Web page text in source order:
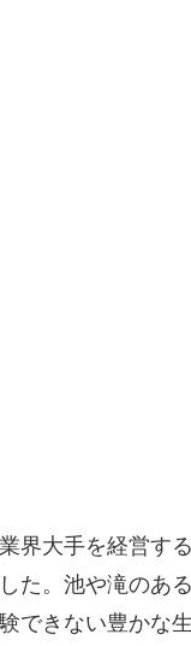
界大手を経営す
た。池や滝のあ
できない豊かな